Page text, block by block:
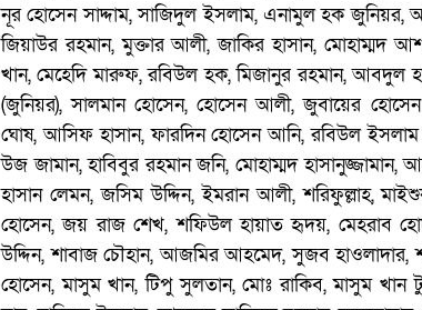
নূর হোসেন সাদ্দাম, সাজিদুল ইসলাম, এনামুল হক জুনিয়র,
জিয়াউর রহমান, মুক্তার আলী, জাকির হাসান, মোহাম্মদ
খান, মেহেদি মারুফ, রবিউল হক, মিজানুর রহমান, আবদুল
(জুনিয়র), সালমান হোসেন, হোসেন আলী, জুবায়ের
ঘোষ, আসিফ হাসান, ফারদিন হোসেন আনি, রবিউল
উজ জামান, হাবিবুর রহমান জনি, মোহাম্মদ
হাসান লেমন, জসিম উদ্দিন, ইমরান আলী, শরিফুল্লাহ,
হোসেন, জয় রাজ শেখ, শফিউল হায়াত হৃদয়, মেহরাব
উদ্দিন, শাবাজ চৌহান, আজমির আহমেদ, সুজব হাওলাদার,
হোসেন, মাসুম খান, টিপু সুলতান, মোঃ রাকিব, মাসুম